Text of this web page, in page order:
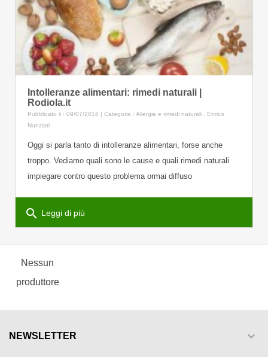
Intolleranze alimentari: rimedi naturali |
Rodiola.it
Pubblicato il : 09/07/2016 | Categoria : Allergie e rimedi naturali , Enrico
Nunziati
Oggi si parla tanto di intolleranze alimentari, forse anche
troppo. Vediamo quali sono le cause e quali rimedi naturali
impiegare contro questo problema ormai diffuso
search Leggi di più
Nessun
produttore
NEWSLETTER 